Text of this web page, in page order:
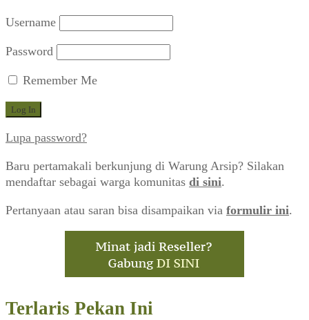
Username
Password
Remember Me
Lupa password?
Baru pertamakali berkunjung di Warung Arsip? Silakan
mendaftar sebagai warga komunitas di sini.
Pertanyaan atau saran bisa disampaikan via formulir ini.
Terlaris Pekan Ini